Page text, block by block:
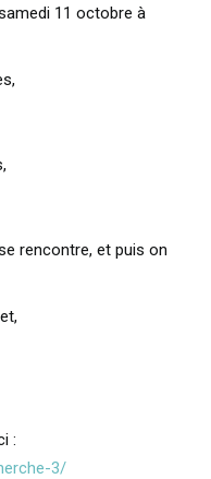
11 octobre à
rencontre, et puis on
:
3/